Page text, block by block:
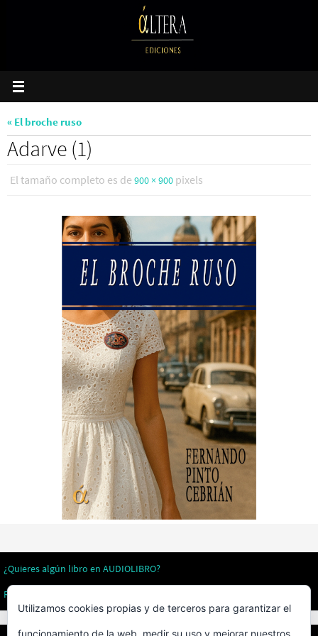
« El broche ruso
Adarve (1)
El tamaño completo es de 900 × 900 pixels
¿Quieres algún libro en AUDIOLIBRO?
Revistas literarias
Utilizamos cookies propias y de terceros para garantizar el
funcionamiento de la web, medir su uso y mejorar nuestros